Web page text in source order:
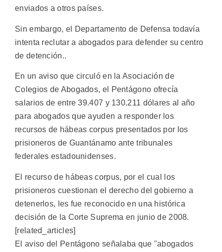
enviados a otros países.
Sin embargo, el Departamento de Defensa todavía
intenta reclutar a abogados para defender su centro
de detención..
En un aviso que circuló en la Asociación de
Colegios de Abogados, el Pentágono ofrecía
salarios de entre 39.407 y 130.211 dólares al año
para abogados que ayuden a responder los
recursos de hábeas corpus presentados por los
prisioneros de Guantánamo ante tribunales
federales estadounidenses.
El recurso de hábeas corpus, por el cual los
prisioneros cuestionan el derecho del gobierno a
detenerlos, les fue reconocido en una histórica
decisión de la Corte Suprema en junio de 2008.
[related_articles]
El aviso del Pentágono señalaba que "abogados